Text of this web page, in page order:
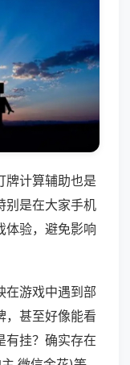
牌计算辅助也是
别是在大家手机
体验，避免影响
在游戏中遇到部
，甚至好像能看
有挂？确实存在